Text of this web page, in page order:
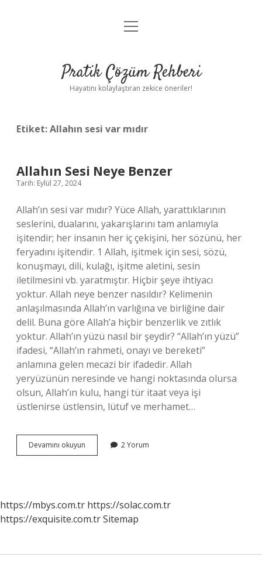
Anasayfa
Yasal Uyarı
menüyü
Pratik Çözüm Rehberi
Hayatını kolaylaştıran zekice öneriler!
Etiket:Allahın sesi var mıdır
Allahın Sesi Neye Benzer
Tarih: Eylül 27, 2024
Allah’ın sesi var mıdır? Yüce Allah, yarattıklarının
seslerini, dualarını, yakarışlarını tam anlamıyla
işitendir; her insanın her iç çekişini, her sözünü, her
feryadını işitendir. 1 Allah, işitmek için sesi, sözü,
konuşmayı, dili, kulağı, işitme aletini, sesin
iletilmesini vb. yaratmıştır. Hiçbir şeye ihtiyacı
yoktur. Allah neye benzer nasıldır? Kelimenin
anlaşılmasında Allah’ın varlığına ve birliğine dair
delil. Buna göre Allah’a hiçbir benzerlik ve zıtlık
yoktur. Allah’ın yüzü nasıl bir şeydir? “Allah’ın yüzü”
ifadesi, “Allah’ın rahmeti, onayı ve bereketi”
anlamına gelen mecazi bir ifadedir. Allah
yeryüzünün neresinde ve hangi noktasında olursa
olsun, Allah’ın kulu, hangi tür itaat veya işi
üstlenirse üstlensin, lütuf ve merhamet…
Devamını okuyun
Sesi
2 Yorum
https://mbys.com.tr https://solac.com.tr
https://exquisite.com.trSitemap